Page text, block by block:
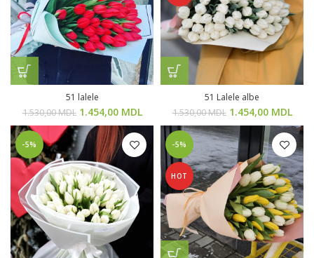
51 lalele
1.530,00MDL 1.454,00 MDL
51 Lalele albe
1.530,00MDL 1.454,00 MDL
-5% -5%
HOT